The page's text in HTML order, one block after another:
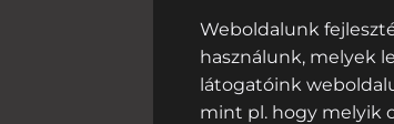
Weboldalunk
használunk, melyek
látogatóink
mint pl. hogy melyik